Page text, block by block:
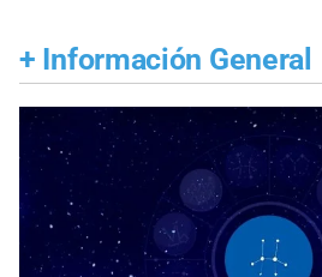
+ Información General